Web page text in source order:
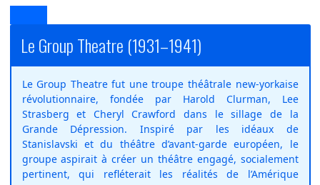
Le Group Theatre (1931–1941)
Le Group Theatre fut une troupe théâtrale new-yorkaise
révolutionnaire, fondée par Harold Clurman, Lee
Strasberg et Cheryl Crawford dans le sillage de la
Grande Dépression. Inspiré par les idéaux de
Stanislavski et du théâtre d’avant-garde européen, le
groupe aspirait à créer un théâtre engagé, socialement
pertinent, qui refléterait les réalités de l’Amérique